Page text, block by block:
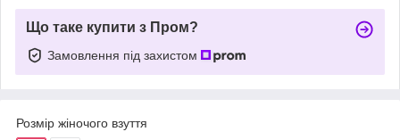
Що таке купити з Пром?
Замовлення під захистом
Розмір жіночого взуття